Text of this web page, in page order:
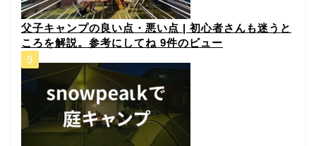
父子キャンプの良い点・悪い点 | 初心者さんも迷うと
ころを解説。参考にしてね 9件のビュー